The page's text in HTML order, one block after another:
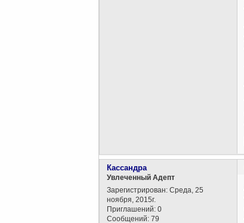
Кассандра
Увлеченный Адепт
Зарегистрирован: Среда, 25
ноября, 2015г.
Приглашений: 0
Сообщений: 79